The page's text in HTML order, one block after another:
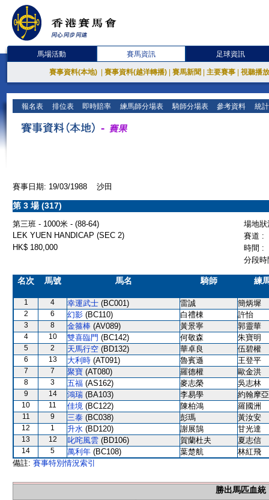
馬場活動 賽馬資訊 足球資訊
賽事資料(本地) 賽事資料(越洋轉播) 賽馬新聞 主要賽事 視聽播
報名表 排位表 即時賠率 練馬師分場表 騎師分場表 參考資料 統
賽事日期: 19/03/1988 沙田
第 3 場 (317)
第三班 - 1000米 - (88-64)
場地
LEK YUEN HANDICAP (SEC 2)
賽道 :
HK$ 180,000
時間 :
分段
名次 馬號 馬名 騎師 練
1 4 幸運武士 (BC001) 雷誠 簡炳墀
2 6 幻影 (BC110) 白禮棟 許怡
3 8 金箍棒 (AV089) 黃景寧 郭靈華
4 10 雙喜臨門 (BC142) 何敬森 朱寶明
5 2 天馬行空 (BD132) 華卓良 伍碧權
6 13 大利時 (AT091) 魯賓遜 王登平
7 7 聚寶 (AT080) 羅德權 歐金洪
8 3 五福 (AS162) 麥志榮 吳志林
9 14 鴻瑞 (BA103) 李易學 約翰摩亞
10 11 佳境 (BC122) 陳柏鴻 羅國洲
11 9 三泰 (BC038) 彭瑪 黃汝安
12 1 升水 (BD120) 謝展鵠 甘光達
13 12 叱咤風雲 (BD106) 賀蘭杜夫 夏志信
14 5 萬利年 (BC108) 葉楚航
林紅飛
備註: 賽事特別情況索引
勝出馬匹血統